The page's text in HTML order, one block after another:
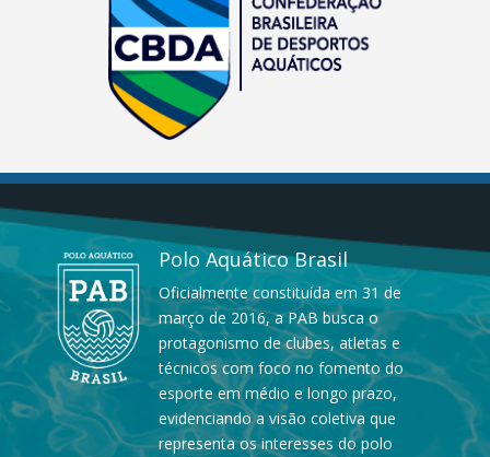
Polo Aquático Brasil
Oficialmente constituída em 31 de
março de 2016, a PAB busca o
protagonismo de clubes, atletas e
técnicos com foco no fomento do
esporte em médio e longo prazo,
evidenciando a visão coletiva que
representa os interesses do polo